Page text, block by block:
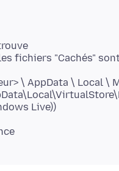
\ AppData \ Local \